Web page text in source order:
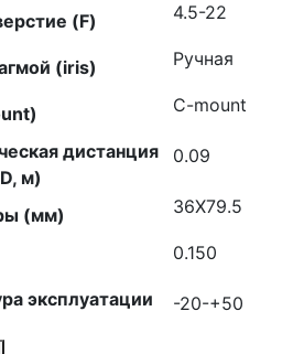
(F) 4.5-22
(iris) Ручная
C-mount
дистанция
м)
0.09
(мм) 36X79.5
0.150
эксплуатации
-20-+50